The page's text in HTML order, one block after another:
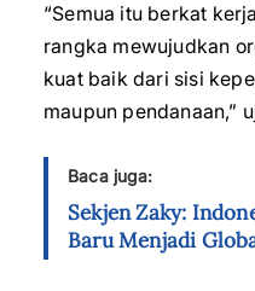
“Semua itu berkat
rangka mewujudkan
kuat baik dari sisi
maupun pendanaan,”
Baca juga:
Sekjen Zaky:
Baru Menjadi